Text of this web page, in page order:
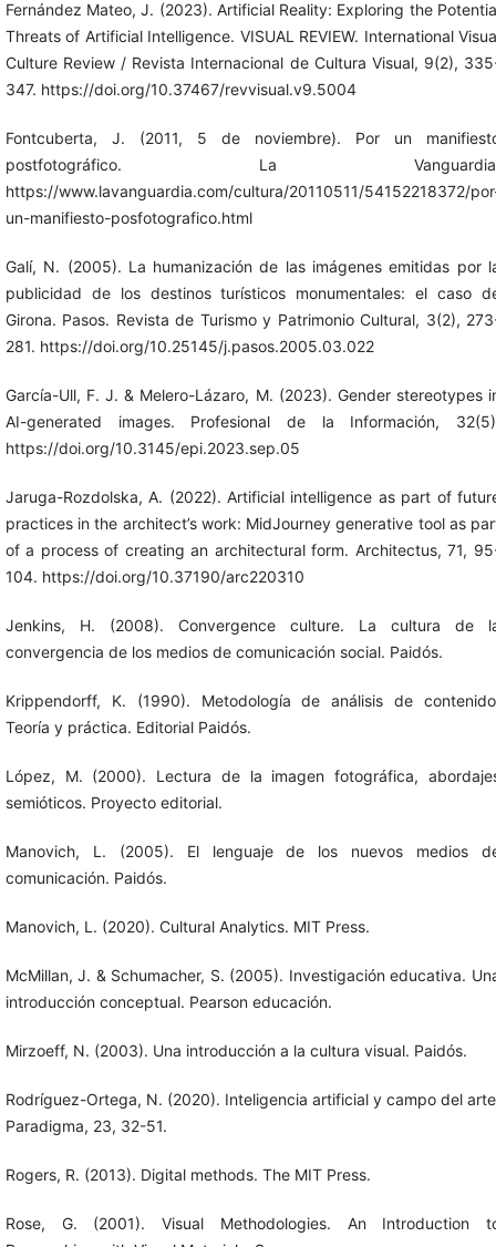
Fernández Mateo, J. (2023). Artificial Reality: Exploring the
Threats of Artificial Intelligence. VISUAL REVIEW. International
Culture Review / Revista Internacional de Cultura Visual, 9(2),
347. https://doi.org/10.37467/revvisual.v9.5004
Fontcuberta, J. (2011, 5 de noviembre). Por un
postfotográfico. La
https://www.lavanguardia.com/cultura/20110511/54152218372/
un-manifiesto-posfotografico.html
Galí, N. (2005). La humanización de las imágenes emitidas por
publicidad de los destinos turísticos monumentales: el caso
Girona. Pasos. Revista de Turismo y Patrimonio Cultural, 3(2),
281. https://doi.org/10.25145/j.pasos.2005.03.022
García-Ull, F. J. & Melero-Lázaro, M. (2023). Gender stereotypes
AI-generated images. Profesional de la Información,
https://doi.org/10.3145/epi.2023.sep.05
Jaruga-Rozdolska, A. (2022). Artificial intelligence as part of
practices in the architect’s work: MidJourney generative tool as
of a process of creating an architectural form. Architectus, 71,
104. https://doi.org/10.37190/arc220310
Jenkins, H. (2008). Convergence culture. La cultura de
convergencia de los medios de comunicación social. Paidós.
Krippendorff, K. (1990). Metodología de análisis de
Teoría y práctica. Editorial Paidós.
López, M. (2000). Lectura de la imagen fotográfica,
semióticos. Proyecto editorial.
Manovich, L. (2005). El lenguaje de los nuevos medios
comunicación. Paidós.
Manovich, L. (2020). Cultural Analytics. MIT Press.
McMillan, J. & Schumacher, S. (2005). Investigación educativa.
introducción conceptual. Pearson educación.
Mirzoeff, N. (2003). Una introducción a la cultura visual. Paidós.
Rodríguez-Ortega, N. (2020). Inteligencia artificial y campo del
Paradigma, 23, 32-51.
Rogers, R. (2013). Digital methods. The MIT Press.
Rose, G. (2001). Visual Methodologies. An Introduction